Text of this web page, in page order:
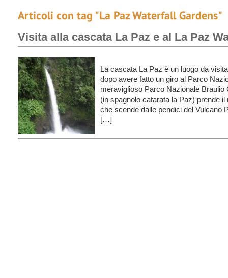
Articoli con tag "La Paz Waterfall Gardens"
Visita alla cascata La Paz e al La Paz
La cascata La Paz è un luogo da
dopo avere fatto un giro al Parco
meraviglioso Parco Nazionale
(in spagnolo catarata la Paz) prende
che scende dalle pendici del Vulcano
[…]